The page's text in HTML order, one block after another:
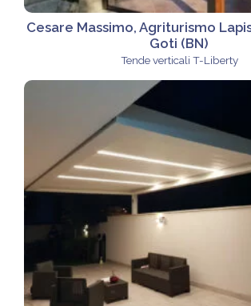
Cesare Massimo, Agriturismo
Goti (BN)
Tende verticali T-Liberty